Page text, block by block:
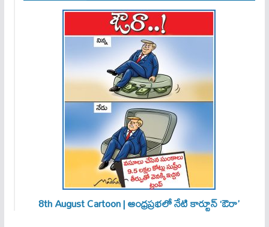
8th August Cartoon | ఆంధ్రప్రభలో నేటి కార్టూన్ ‘ఔరా’